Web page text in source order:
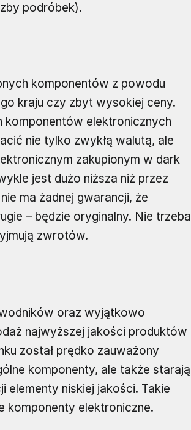
podróbek).
komponentów z powodu
kraju czy zbyt wysokiej ceny.
komponentów elektronicznych
nie tylko zwykłą walutą, ale
zakupionym w dark
jest dużo niższa niż przez
ma żadnej gwarancji, że
– będzie oryginalny. Nie trzeba
zwrotów.
oraz wyjątkowo
najwyższej jakości produktów
został prędko zauważony
komponenty, ale także starają
niskiej jakości. Takie
komponenty elektroniczne.